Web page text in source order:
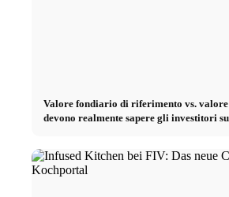
Valore fondiario di riferimento vs. valore
devono realmente sapere gli investitori